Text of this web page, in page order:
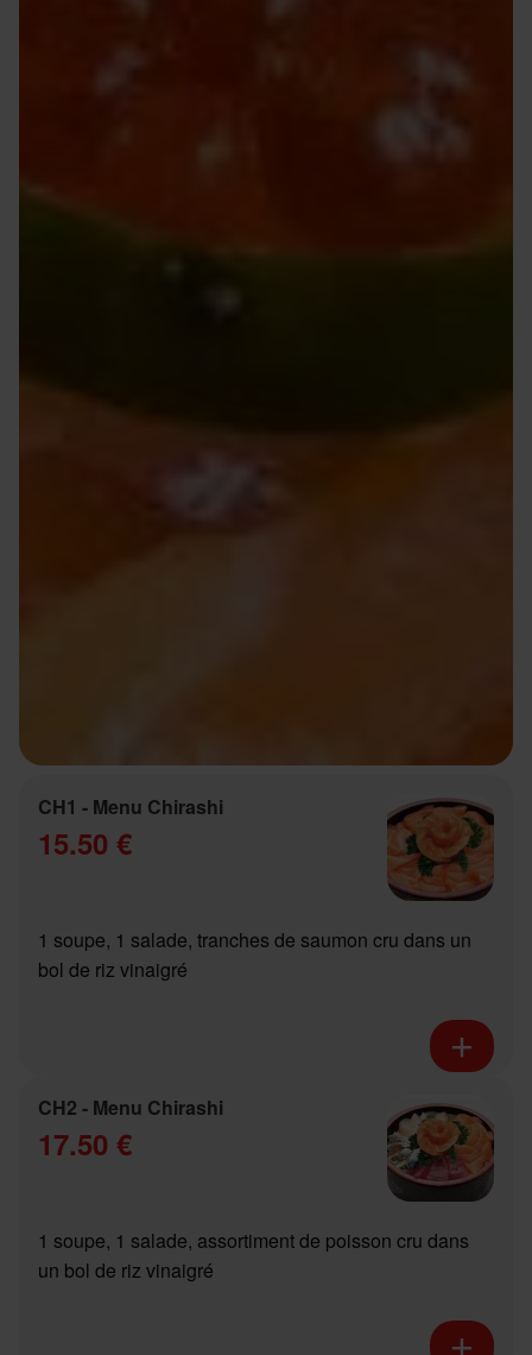
CH1 - Menu Chirashi
15.50 €
1 soupe, 1 salade, tranches de saumon cru dans un
bol de riz vinaigré
CH2 - Menu Chirashi
17.50 €
1 soupe, 1 salade, assortiment de poisson cru dans
un bol de riz vinaigré